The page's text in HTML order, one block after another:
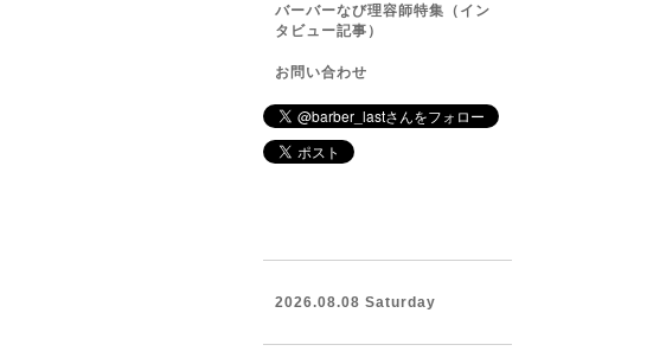
バーバーなび理容師特集（イン
タビュー記事）
お問い合わせ
2026.08.08 Saturday